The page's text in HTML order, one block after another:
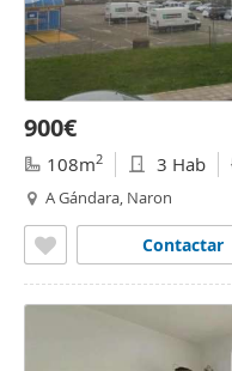
900€
108m2 3 Hab
A Gándara, Naron
Contactar